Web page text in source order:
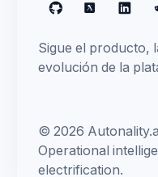
GitHub
X
Sigue el producto,
evolución de la
© 2026
Operational
electrification.